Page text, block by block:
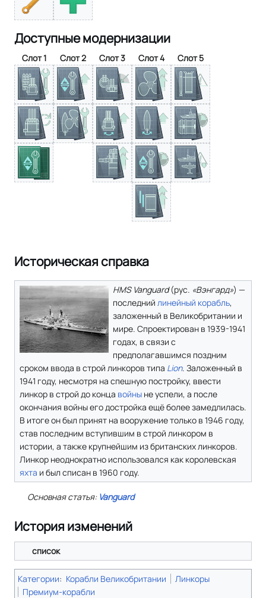
Доступные модернизации
Слот 1 Слот 2 Слот 3 Слот 4 Слот 5
Историческая справка
HMS Vanguard(рус. «Вэнгард») —
последний линейный корабль,
заложенный в Великобритании и
мире. Спроектирован в 1939-1941
годах, в связи с
предполагавшимся поздним
сроком ввода в строй линкоров типа Lion. Заложенный в
1941 году, несмотря на спешную постройку, ввести
линкор в строй до конца войны не успели, а после
окончания войны его достройка ещё более замедлилась.
В итоге он был принят на вооружение только в 1946 году,
став последним вступившим в строй линкором в
истории, а также крупнейшим из британских линкоров.
Линкор неоднократно использовался как королевская
яхта и был списан в 1960 году.
Основная статья: Vanguard
История изменений
список
Категории: Корабли Великобритании
Линкоры
Премиум-корабли